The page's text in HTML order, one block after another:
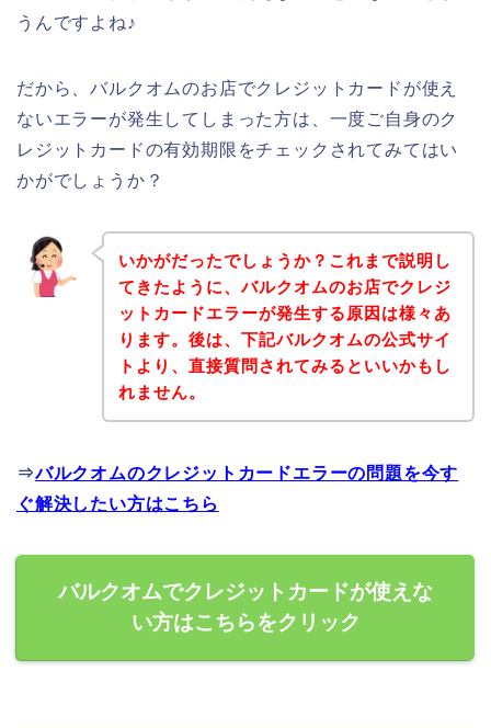
うんですよね♪
だから、バルクオムのお店でクレジットカードが使え
ないエラーが発生してしまった方は、一度ご自身のク
レジットカードの有効期限をチェックされてみてはい
かがでしょうか？
いかがだったでしょうか？これまで説明し
てきたように、バルクオムのお店でクレジ
ットカードエラーが発生する原因は様々あ
ります。後は、下記バルクオムの公式サイ
トより、直接質問されてみるといいかもし
れません。
⇒バルクオムのクレジットカードエラーの問題を今す
ぐ解決したい方はこちら
バルクオムでクレジットカードが使えな
い方はこちらをクリック